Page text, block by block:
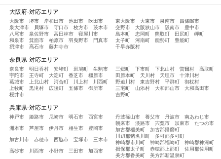
大阪府-対応エリア
大阪市 堺市 岸和田市 池田市
吹田市
泉大津市
貝塚市 守口市 枚方市
茨木市
八尾市
泉佐野市 富田林市
寝屋川市
和泉市
箕面市 柏原市 羽曳野市
門真市
摂津市
高石市 藤井寺市
東大阪市 大東市 泉南市
四條畷市
交野市
大阪狭山市 阪南市
豊中市
島本町
忠岡町 熊取町 田尻町
岬町
太子町
河南町 能勢町
豊能町
千早赤阪村
奈良県-対応エリア
奈良市 明日香村 安堵町 斑鳩町
生駒市
宇陀市
王寺町 大淀町 香芝市
橿原市
葛城市
上北山村 河合町 川上村
川西町
上牧町
黒滝村 広陵町 五條市
御所市
桜井市
三郷町 下市町 下北山村 曽爾村
高取町
田原本町
天川村 天理市
十津川村
野迫川村
東吉野村 平群町
御杖村
三宅町
山添村 大和郡山市
大和高田市
吉野町
兵庫県-対応エリア
神戸市 姫路市 尼崎市 明石市 西宮市
洲本市 芦屋市 伊丹市 相生市 豊岡市
加古川市 赤穂市 西脇市 宝塚市 三木市
高砂市 川西市 小野市 三田市 加西市
丹波篠山市 養父市 丹波市
南あわじ市
朝来市
淡路市 宍粟市 加東市
たつの市
加古郡稲美町
加古郡播磨町
川辺郡猪名川町
多可郡多可町
神崎郡市川町
神崎郡福崎町
神崎郡神河町
揖保郡太子町
赤穂郡上郡町
佐用郡佐用町
美方郡香美町
美方郡新温泉町